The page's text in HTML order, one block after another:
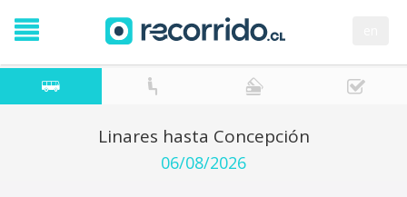
Linares hasta Concepción
06/08/2026